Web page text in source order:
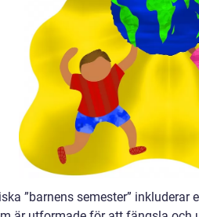
”barnens semester”